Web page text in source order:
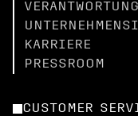
VERANTWORTUNG
KARRIERE
PRESSROOM
CUSTOMER